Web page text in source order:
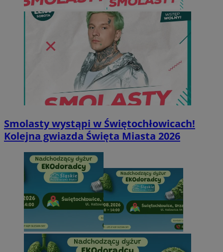
Smolasty wystąpi w Świętochłowicach!
Kolejna gwiazda Święta Miasta 2026